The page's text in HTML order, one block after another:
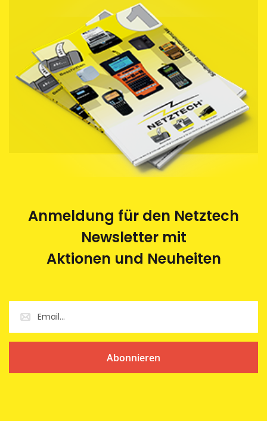
Ab 5 Stücke werden die Schriftbänder in einer
Spenderbox angeliefert.
Recycling:
Sie als Kunde von Netztech haben die Gelegenheit,
die von uns bezogenen Schriftbandkassetten durch
uns entsorgen zu lassen. Die leeren Kassetten
werden im Auftrag von Netztech von einem
Behindertenwerk zerlegt und die Rohstoffe der
Wiederverwertung zugeführt. Eine saubere und
umweltfreundliche Sache.
Anmeldung für den Netztech
Newsletter mit
Aktionen und Neuheiten
Abonnieren